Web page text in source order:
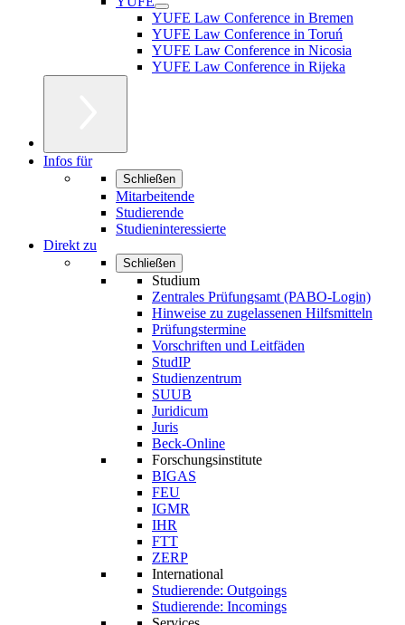
YUFE Law Conference in Bremen
YUFE Law Conference in Toruń
YUFE Law Conference in Nicosia
YUFE Law Conference in Rijeka
Infos für
Schließen
Mitarbeitende
Studierende
Studieninteressierte
Direkt zu
Schließen
Studium
Zentrales Prüfungsamt (PABO-Login)
Hinweise zu zugelassenen Hilfsmitteln
Prüfungstermine
Vorschriften und Leitfäden
StudIP
Studienzentrum
SUUB
Juridicum
Juris
Beck-Online
Forschungsinstitute
BIGAS
FEU
IGMR
IHR
FTT
ZERP
International
Studierende: Outgoings
Studierende: Incomings